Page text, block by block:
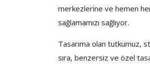
merkezlerine ve hemen
sağlamamızı sağlıyor.
Tasarıma olan tutkumuz,
sıra, benzersiz ve özel